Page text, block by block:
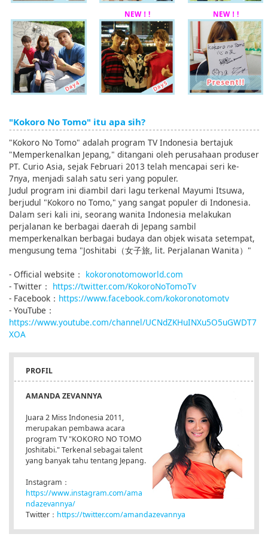
NEW！! NEW！!
"Kokoro No Tomo" itu apa sih?
"Kokoro No Tomo" adalah program TV Indonesia bertajuk
"Memperkenalkan Jepang," ditangani oleh perusahaan produser
PT. Curio Asia, sejak Februari 2013 telah mencapai seri ke-
7nya, menjadi salah satu seri yang populer.
Judul program ini diambil dari lagu terkenal Mayumi Itsuwa,
berjudul "Kokoro no Tomo," yang sangat populer di Indonesia.
Dalam seri kali ini, seorang wanita Indonesia melakukan
perjalanan ke berbagai daerah di Jepang sambil
memperkenalkan berbagai budaya dan objek wisata setempat,
mengusung tema "Joshitabi（女子旅, lit. Perjalanan Wanita）"
- Official website： kokoronotomoworld.com
- Twitter： https://twitter.com/KokoroNoTomoTv
- Facebook： https://www.facebook.com/kokoronotomotv
- YouTube：
https://www.youtube.com/channel/UCNdZKHuINXu5O5uGWDT7
XOA
PROFIL
AMANDA ZEVANNYA
Juara 2 Miss Indonesia 2011,
merupakan pembawa acara
program TV "KOKORO NO TOMO
Joshitabi." Terkenal sebagai talent
yang banyak tahu tentang Jepang.
Instagram：
https://www.instagram.com/ama
ndazevannya/
Twitter： https://twitter.com/amandazevannya